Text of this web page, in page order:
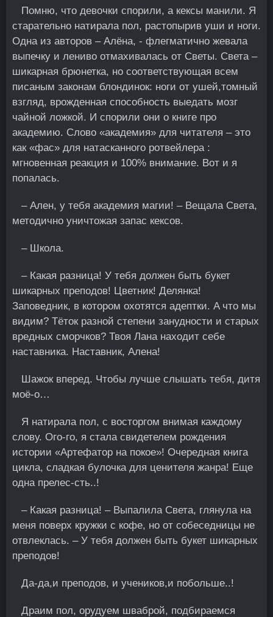
Помню, что девочки спорили, а кексы манили. Я
старательно натирала пол, растопырив уши и ноги.
Одна из авторов – Алёна, - флегматично жевала
выпечку и лениво отмахивалась от Светы. Света –
шикарная брюнетка, но соответствующая всем
писаным законам блондинок: ноги от ушей,томный
взгляд, врожденная способность выедать мозг
чайной ложкoй. И спорили они о книге про
академию. Слово «академия» для читателя – это
как «фас» для натасканного ротвейлера :
мгновенная реакция и 100% внимание. Вот и я
попалась.
– Ален, у тебя академия магии! – Вещала Света,
методично уничтожая запас кексов.
– Школа.
– Какая разница! У тебя должен быть букет
шикарных преподов! Цветник! Делянка!
Заповедник, в котором охотятся адептки. Α что мы
видим? Тёток разной степени занудности и старых
вредных сморчков? Твоя Лана находит себе
наставника. Наставник, Алена!
Шажок вперед. Чтобы лучше слышать тебя, дитя
моё-о…
Я натирала пол, с восторгом внимая каждому
слову. Ого-го, я стала свидетелем рождения
истории «Αртефатор на покое»! Очередная книга
цикла, сладкая булочка для ценителя жанра! Еще
одна прелес-сть..!
– Какая разница! – Выпалила Света, глянула на
меня поверх кружки с кофе, но от собеседницы не
отвлеклась. – У тебя должен быть букет шикарных
преподов!
Да-да,и преподов, и учеников,и побольше..!
Драим пол, орудуем шваброй, подбираемся